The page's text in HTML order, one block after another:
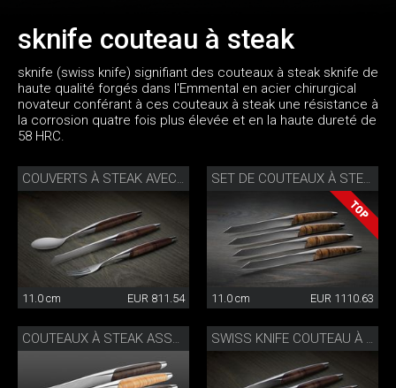
sknife couteau à steak
sknife (swiss knife) signifiant des couteaux à steak sknife de
haute qualité forgés dans l'Emmental en acier chirurgical
novateur conférant à ces couteaux à steak une résistance à
la corrosion quatre fois plus élevée et en la haute dureté de
58 HRC.
COUVERTS À STEAK AVEC CUILLÈRE NOYER
11.0 cm EUR 811.54
SET DE COUTEAUX À STEAK ÉDITION SPÉCIALE
11.0 cm EUR 1110.63